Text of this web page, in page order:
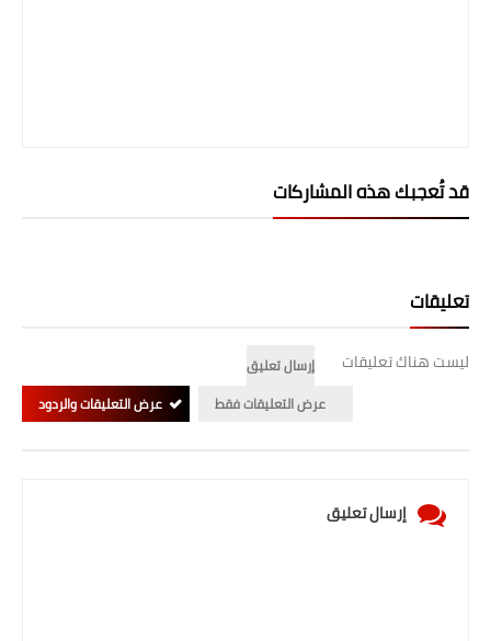
الطقس
قد تُعجبك هذه المشاركات
تعليقات
ليست هناك تعليقات
إرسال تعليق
عرض التعليقات فقط
عرض التعليقات والردود
إرسال تعليق